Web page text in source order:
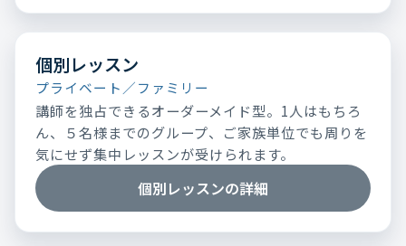
個別レッスン
プライベート／ファミリー
講師を独占できるオーダーメイド型。1人はもちろ
ん、５名様までのグループ、ご家族単位でも周りを
気にせず集中レッスンが受けられます。
個別レッスンの詳細